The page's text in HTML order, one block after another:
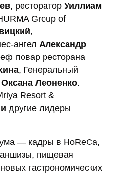
, ресторатор Уиллиам
Group of
,
ангел Александр
повар ресторана
, Генеральный
Оксана Леоненко,
Resort &
другие лидеры
― кадры в HoReCa,
пищевая
гастрономических